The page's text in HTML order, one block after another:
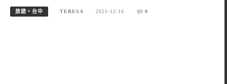
旅遊。台中 TERESA 2021-12-16 0